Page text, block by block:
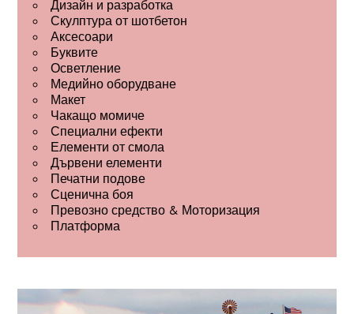
Дизайн и разработка
Скулптура от шотбетон
Аксесоари
Буквите
Осветление
Медийно оборудване
Макет
Чакащо момиче
Специални ефекти
Елементи от смола
Дървени елементи
Печатни подове
Сценична боя
Превозно средство & Моторизация
Платформа